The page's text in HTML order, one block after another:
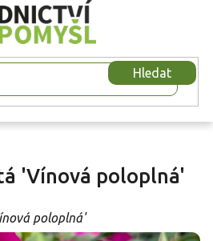
Hledat
'Vínová poloplná'
poloplná'